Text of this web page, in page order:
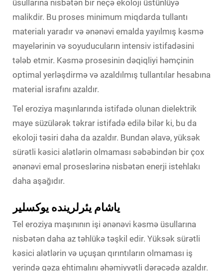
üsullarına nisbətən bir neçə ekoloji üstünlüyə
malikdir. Bu proses minimum miqdarda tullantı
materialı yaradır və ənənəvi emalda yayılmış kəsmə
mayelərinin və soyuducuların intensiv istifadəsini
tələb etmir. Kəsmə prosesinin dəqiqliyi həmçinin
optimal yerləşdirmə və azaldılmış tullantılar hesabına
material israfını azaldır.
Tel eroziya maşınlarında istifadə olunan dielektrik
maye süzülərək təkrar istifadə edilə bilər ki, bu da
ekoloji təsiri daha da azaldır. Bundan əlavə, yüksək
sürətli kəsici alətlərin olmaması səbəbindən bir çox
ənənəvi emal proseslərinə nisbətən enerji istehlakı
daha aşağıdır.
یاشام یئرلرینده یوکسلیر
Tel eroziya maşınının işi ənənəvi kəsmə üsullarına
nisbətən daha az təhlükə təşkil edir. Yüksək sürətli
kəsici alətlərin və uçuşan qırıntıların olmaması iş
yerində qəza ehtimalını əhəmiyyətli dərəcədə azaldır.